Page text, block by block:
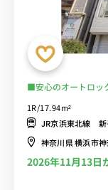
■安心のオートロッ
駅」京急本線「京急
クセス/駅前に深夜1
選べるWi-Fi格安レ
1R/17.94m²
JR京浜東北線
神奈川県 横浜市
2026年11月13日